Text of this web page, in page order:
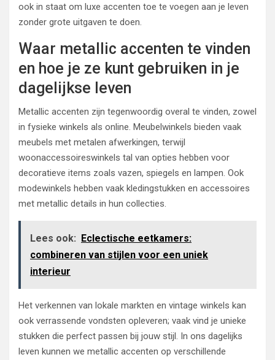
ook in staat om luxe accenten toe te voegen aan je leven
zonder grote uitgaven te doen.
Waar metallic accenten te vinden
en hoe je ze kunt gebruiken in je
dagelijkse leven
Metallic accenten zijn tegenwoordig overal te vinden, zowel
in fysieke winkels als online. Meubelwinkels bieden vaak
meubels met metalen afwerkingen, terwijl
woonaccessoireswinkels tal van opties hebben voor
decoratieve items zoals vazen, spiegels en lampen. Ook
modewinkels hebben vaak kledingstukken en accessoires
met metallic details in hun collecties.
Lees ook: Eclectische eetkamers:
combineren van stijlen voor een uniek
interieur
Het verkennen van lokale markten en vintage winkels kan
ook verrassende vondsten opleveren; vaak vind je unieke
stukken die perfect passen bij jouw stijl. In ons dagelijks
leven kunnen we metallic accenten op verschillende